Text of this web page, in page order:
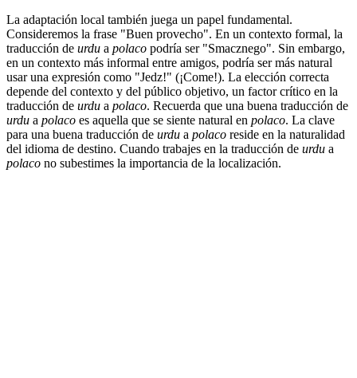
La adaptación local también juega un papel fundamental.
Consideremos la frase "Buen provecho". En un contexto formal, la
traducción de urdu a polaco podría ser "Smacznego". Sin embargo,
en un contexto más informal entre amigos, podría ser más natural
usar una expresión como "Jedz!" (¡Come!). La elección correcta
depende del contexto y del público objetivo, un factor crítico en la
traducción de urdu a polaco. Recuerda que una buena traducción de
urdu a polaco es aquella que se siente natural en polaco. La clave
para una buena traducción de urdu a polaco reside en la naturalidad
del idioma de destino. Cuando trabajes en la traducción de urdu a
polaco no subestimes la importancia de la localización.